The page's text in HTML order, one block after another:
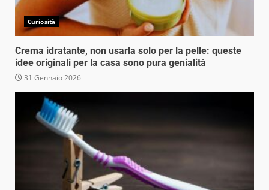
Curiosità
Crema idratante, non usarla solo per la pelle: queste
idee originali per la casa sono pura genialità
31 Gennaio 2026